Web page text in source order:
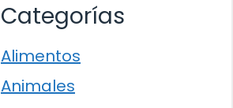
Categorías
Alimentos
Animales